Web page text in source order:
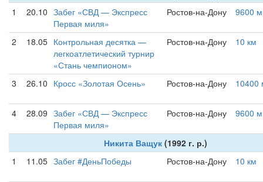
1
20.10 Забег «СВД — Экспресс
Первая миля»
Ростов-на-Дону 9600 м
2 18.05 Контрольная десятка —
легкоатлетический турнир
«Стань чемпионом»
Ростов-на-Дону 10 км
3 26.10 Кросс «Золотая Осень» Ростов-на-Дону 10400
4 28.09 Забег «СВД — Экспресс
Первая миля»
Ростов-на-Дону 9600 м
Никита Ващук(1992 г. р.)
1
11.05 Забег #ДеньПобеды Ростов-на-Дону 10 км